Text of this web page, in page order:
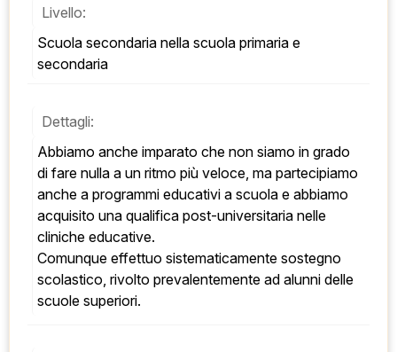
Livello:
Scuola secondaria nella scuola primaria e
secondaria
Dettagli:
Abbiamo anche imparato che non siamo in grado
di fare nulla a un ritmo più veloce, ma partecipiamo
anche a programmi educativi a scuola e abbiamo
acquisito una qualifica post-universitaria nelle
cliniche educative.
Comunque effettuo sistematicamente sostegno
scolastico, rivolto prevalentemente ad alunni delle
scuole superiori.